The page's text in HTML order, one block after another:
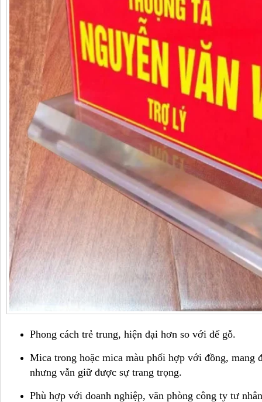
Phong cách trẻ trung, hiện đại hơn so với đế gỗ.
Mica trong hoặc mica màu phối hợp với đồng, mang
nhưng vẫn giữ được sự trang trọng.
Phù hợp với doanh nghiệp, văn phòng công ty tư